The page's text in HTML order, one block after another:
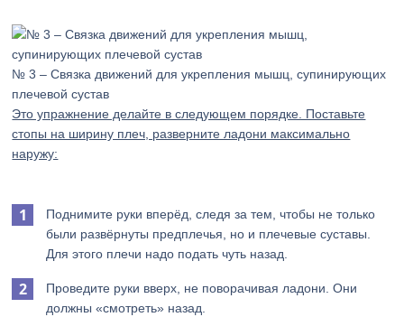
№ 3 – Связка движений для укрепления мышц, супинирующих
плечевой сустав
Это упражнение делайте в следующем порядке. Поставьте
стопы на ширину плеч, разверните ладони максимально
наружу:
Поднимите руки вперёд, следя за тем, чтобы не только
были развёрнуты предплечья, но и плечевые суставы.
Для этого плечи надо подать чуть назад.
Проведите руки вверх, не поворачивая ладони. Они
должны «смотреть» назад.